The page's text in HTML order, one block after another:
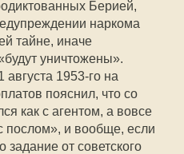
Берией,
наркома
тайне, иначе
уничтожены».
1953-го на
пояснил, что со
как с агентом, а вовсе
послом», и вообще, если
от советского